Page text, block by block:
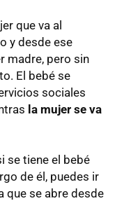
que va al
y desde ese
madre, pero sin
El bebé se
sociales
la mujer se va
se tiene el bebé
de él, puedes ir
que se abre desde